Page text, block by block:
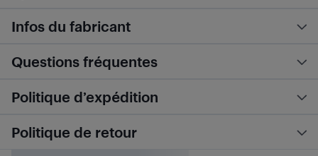
Infos du fabricant
Questions fréquentes
Politique d’expédition
Politique de retour